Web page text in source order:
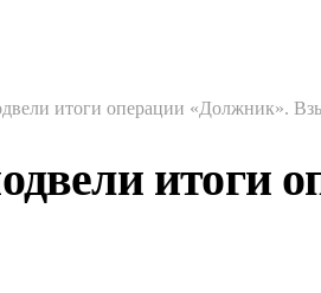
итоги операции «Должник».
итоги